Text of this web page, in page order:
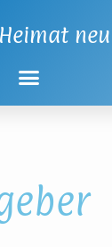
Heimat